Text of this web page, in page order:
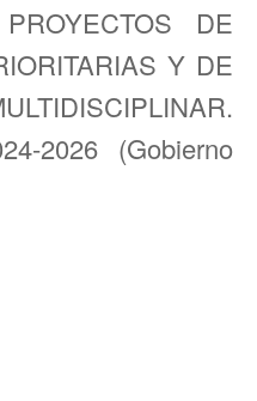
DE
Y DE
2026 (Gobierno